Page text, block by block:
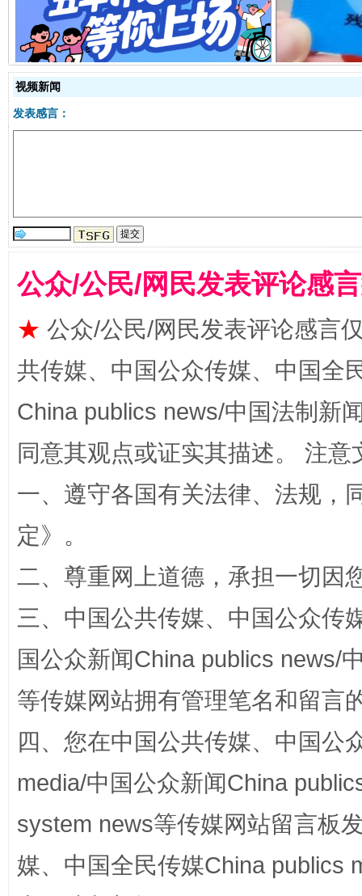
国家大学科技园优化重塑工作
视频新闻
发表感言：
公众/公民/网民发表评论感
★ 公众/公民/网民发表评论感言
共传媒、中国公众传媒、中国全
China publics news/中国法制新
同意其观点或证实其描述。 注
一、遵守各国有关法律、法规，
定》。
二、尊重网上道德，承担一切因
三、中国公共传媒、中国公众传
国公众新闻China publics news/
等传媒网站拥有管理笔名和留言
四、您在中国公共传媒、中国公
media/中国公众新闻China
system news等传媒网站留言板
媒、中国全民传媒China publics